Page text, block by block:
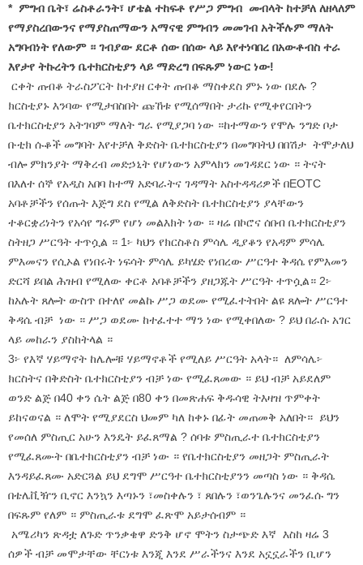
* ምግብ ቤት፣ ሬስቶራንት፣ ሆቴል ተከፍቶ የሥጋ ምግብ መብላት ከተቻለ ለዘላለም
የማያስረበውንና የማያስጠማውን አማናዊ ምግብን መመገብ አትችሉም ማለት
አግባብነት የለውም ። ገብያው ደርቶ ሰው በሰው ላይ እየተነባበረ በአውቶብስ ተራ
እየታየ ትኩረትን ቤተክርስቲያን ላይ ማድረግ በፍጹም ነውር ነው!
ርቀት ጠብቆ ትራስፖርት ከተያዘ ርቀት ጠብቆ ማስቀደስ ምኑ ነው በደሉ ?
ክርስቲያኑ እንባው የሚታበስበት ጩኸቱ የሚሰማበት ታሪኩ የሚቀየርበትን
ቤተክርስቲያን አትገባም ማለት ግራ የሚያጋባ ነው ።ከተማውን የሞሉ ንግድ ቦታ
ቡቲክ ሱቆች መግባት እየተቻለ ቅድስት ቤተክርስቲያን በመግባትህ በበሽታ ትሞታለህ
ብሎ ምክንያት ማቅረብ መድኃኒት የሆነውን አምላክን መገዳደር ነው ። ትናት
በእለተ ሰኞ የአዲስ አበባ ከተማ አድባራትና ገዳማት አስተዳዳሪዎች በEOTC
አባቶቻችን የሰጡት እጅግ ደስ የሚል ለቅድስት ቤተክርስቲያን ያላቸውን
ተቆርቋሪነትን የአሳየ ግሩም የሆነ መልእክት ነው ። ዛሬ በኮሮና ሰበብ ቤተክርስቲያን
ስትዘጋ ሥርዓት ተጥሷል ። 1፦ ካህን የክርስቶስ ምሳሌ ዲያቆን የአዳም ምሳሌ
ምእመናን የሲኦል የነበሩት ነፍሳት ምሳሌ ይካሄድ የነበረው ሥርዓተ ቅዳሴ የምእመን
ድርሻ ይበል ሕዝብ የሚለው ቀርቶ አባቶቻችን ያዘጋጁት ሥርዓት ተጥሷል። 2፦
ከአሉት ጸሎት ውስጥ በተለየ መልኩ ሥጋ ወደሙ የሚፈተትበት ልዩ ጸሎት ሥርዓተ
ቅዳሴ ብቻ ነው ። ሥጋ ወደሙ ከተፈተተ ማን ነው የሚቀበለው ? ይህ በራሱ አገር
ላይ መከራን ያስከትላል ።
3፦ የእኛ ሃይማኖት ከሌሎቹ ሃይማኖቶች የሚለይ ሥርዓት አላት። ለምሳሌ፦
ክርስትና በቅድስት ቤተክርስቲያን ብቻ ነው የሚፈጸመው ። ይህ ብቻ አይደለም
ወንድ ልጅ በ40 ቀን ሴት ልጅ በ80 ቀን በመጽሐፍ ቅዱሳዊ ትእዛዝ ጥምቀት
ይከናወናል ። ለሞት የሚያደርስ ህመም ካለ ከቀኑ በፊት መጠመቅ አለበት። ይህን
የመሰለ ምስጢር አሁን እንዴት ይፈጸማል ? ሰባቱ ምስጢራተ ቤተክርስቲያን
የሚፈጸሙት በቤተክርስቲያን ብቻ ነው ። የቤተክርስቲያን መዘጋት ምስጢራት
እንዳይፈጸሙ አድርጓል ይህ ደግሞ ሥርዓተ ቤተክርስቲያንን መጣስ ነው ። ቅዳሴ
በቴሌቪዥን ቢኖር እንኳን እጣኑን ፣መስቀሉን ፣ ጸበሉን ፣ወንጌሉንና መንፈሱ ግን
በፍጹም የለም ። ምስጢራቱ ደግሞ ፈጽሞ አይታሰብም ።
አሜሪካን ጽዳቷ ለጉድ ጥንቃቄዋ ድንቅ ሆኖ ሞትን ስታጭድ እኛ እስከ ዛሬ 3
ሰዎች ብቻ መሞታቸው ቸርነቱ እንጂ እንደ ሥራችንና እንደ አኗኗራችን ቢሆን